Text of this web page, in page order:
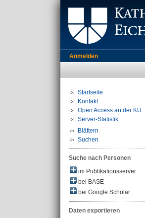
Anmelden
Startseite
Kontakt
Open Access an der KU
Server-Statistik
Blättern
Suchen
Suche nach Personen
im Publikationsserver
bei BASE
bei Google Scholar
Daten exportieren